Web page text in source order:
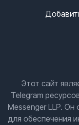
Перейти ко
https://ali.click/
Этот сайт
Telegram
Messenger LLP. Он
для обеспечения